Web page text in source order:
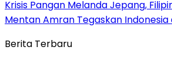
Krisis Pangan Melanda Jepang,
Mentan Amran Tegaskan Indonesia
Berita Terbaru